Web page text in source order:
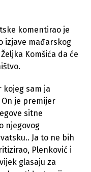
komentirao je
izjave mađarskog
Komšića da će
kojeg sam ja
je premijer
sitne
njegovog
Ja to ne bih
Plenković i
glasaju za